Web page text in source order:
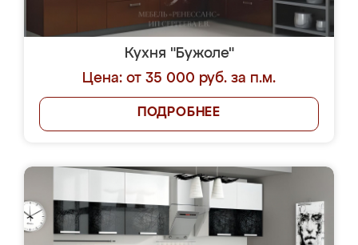
Кухня "Бужоле"
Цена: от 35 000 руб. за п.м.
ПОДРОБНЕЕ